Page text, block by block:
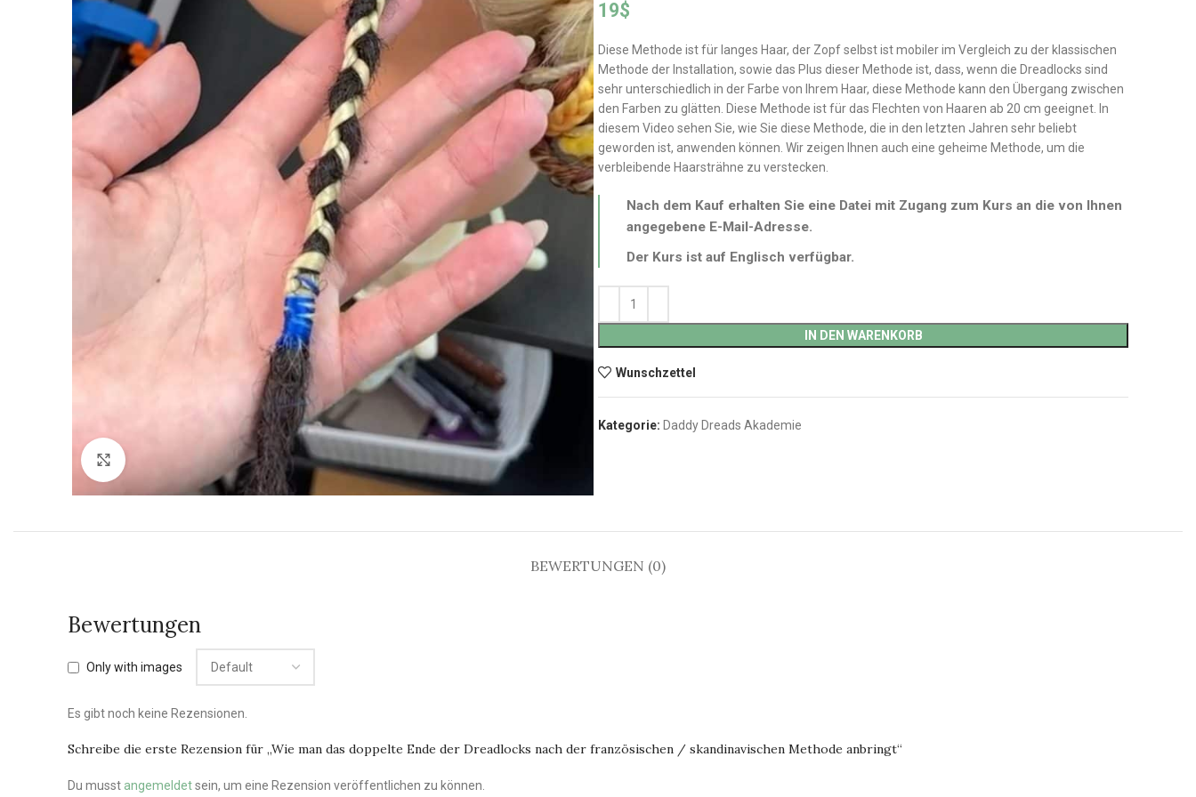
19$
Diese Methode ist für langes Haar, der Zopf selbst ist mobiler im Vergleich zu der klassischen
Methode der Installation, sowie das Plus dieser Methode ist, dass, wenn die Dreadlocks sind
sehr unterschiedlich in der Farbe von Ihrem Haar, diese Methode kann den Übergang zwischen
den Farben zu glätten. Diese Methode ist für das Flechten von Haaren ab 20 cm geeignet. In
diesem Video sehen Sie, wie Sie diese Methode, die in den letzten Jahren sehr beliebt
geworden ist, anwenden können. Wir zeigen Ihnen auch eine geheime Methode, um die
verbleibende Haarsträhne zu verstecken.
Nach dem Kauf erhalten Sie eine Datei mit Zugang zum Kurs an die von Ihnen
angegebene E-Mail-Adresse.
Der Kurs ist auf Englisch verfügbar.
IN DEN WARENKORB
Wunschzettel
Kategorie: Daddy Dreads Akademie
BEWERTUNGEN (0)
Bewertungen
Only with images
Es gibt noch keine Rezensionen.
Schreibe die erste Rezension für „Wie man das doppelte Ende der Dreadlocks nach der französischen / skandinavischen Methode anbringt“
Du musst angemeldetsein, um eine Rezension veröffentlichen zu können.